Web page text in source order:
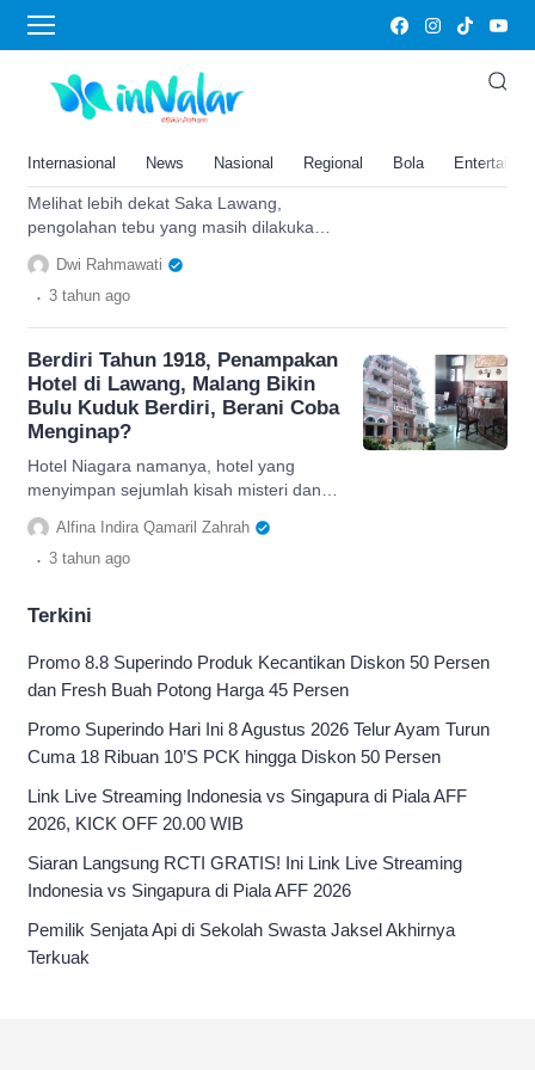
Internasional News Nasional Regional Bola
Lawang
Menilik Saka Lawang:
Pengolahan Tebu Secara
Masih Pakai Tenaga Kerbau?
Melihat lebih dekat Saka Lawang,
pengolahan tebu yang masih dilakukan
secara tradisional di Kabupaten Agam,
cek selengkapnya di sini.
Dwi Rahmawati
. 3 tahun ago
Berdiri Tahun 1918, Penampakan
Hotel di Lawang, Malang Bikin
Bulu Kuduk Berdiri, Berani Coba
Menginap?
Hotel Niagara namanya, hotel yang
menyimpan sejumlah kisah misteri dan
penampakan lawas dari luar berlokasi di
di Jl. Dr. Sutomo No.63.
Alfina Indira Qamaril Zahrah
. 3 tahun ago
Terkini
Promo 8.8 Superindo Produk Kecantikan Diskon 50 Persen
dan Fresh Buah Potong Harga 45 Persen
Promo Superindo Hari Ini 8 Agustus 2026 Telur Ayam Turun
Cuma 18 Ribuan 10’S PCK hingga Diskon 50 Persen
Link Live Streaming Indonesia vs Singapura di Piala AFF
2026, KICK OFF 20.00 WIB
Siaran Langsung RCTI GRATIS! Ini Link Live Streaming
Indonesia vs Singapura di Piala AFF 2026
Pemilik Senjata Api di Sekolah Swasta Jaksel Akhirnya
Terkuak